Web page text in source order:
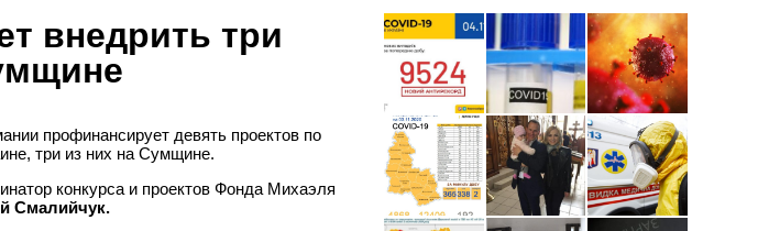
внедрить три
профинансирует девять проектов по
три из них на Сумщине.
конкурса и проектов Фонда Михаэля
Смалийчук.